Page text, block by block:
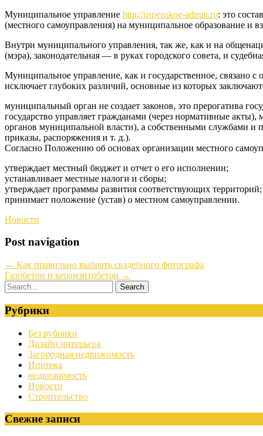
Муниципальное управление http://uspenskoe-admin.ru: это
(местного самоуправления) на муниципальное образование и
Внутри муниципального управления, так же, как и на
(мэра), законодательная — в руках городского совета, и
Муниципальное управление, как и государственное, связано
исключает глубоких различий, основные из которых
муниципальный орган не создает законов, это прерогатива
государство управляет гражданами (через нормативные
органов муниципальной власти), а собственными службами и
приказы, распоряжения и т. д.).
Согласно Положению об основах организации местного
утверждает местный бюджет и отчет о его исполнении;
устанавливает местные налоги и сборы;
утверждает программы развития соответствующих территорий;
принимает положение (устав) о местном самоуправлении.
Новости
Post navigation
← Как правильно выбрать свадебного фотографа
Газобетон и керамзитобетон →
Рубрики
Без рубрики
Дизайн интерьера
Загородная недвижимость
Ипотека
недвижимость
Новости
Строительство
Свежие записи